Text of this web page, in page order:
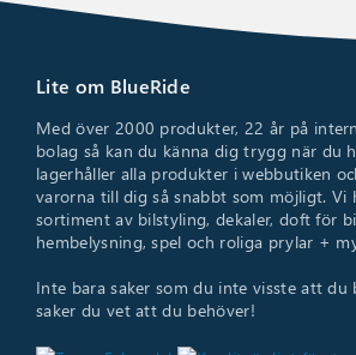
Lite om BlueRide
Med över 2000 produkter, 22 år på
bolag så kan du känna dig trygg när du
lagerhåller alla produkter i webbutiken
varorna till dig så snabbt som möjligt.
sortiment av bilstyling, dekaler, doft för
hembelysning, spel och roliga prylar +
Inte bara saker som du inte visste att du
saker du vet att du behöver!